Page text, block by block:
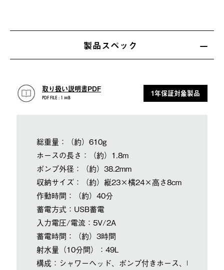
製品スペック
取り扱い説明書PDF
PDF FILE : 1 MB
1年保証対象製品
総重量：（約）610g
ホースの長さ：（約）1.8m
ポンプ外径：（約）38.2mm
収納サイズ：（約）縦23×横24×高さ8cm
作動時間：（約）40分
蓄電方式：USB蓄電
入力電圧/電流：5V/2A
蓄電時間：（約）3時間
射水量（10分間）：49L
構成：シャワーヘッド、ポンプ付きホース、吸盤付き